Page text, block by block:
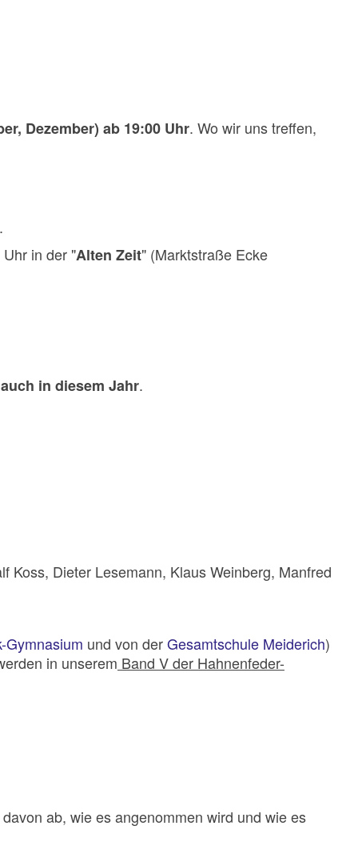
Dezember) ab 19:00 Uhr. Wo wir uns treffen,
.
Uhr in der "Alten Zeit" (Marktstraße Ecke
in diesem Jahr.
Koss, Dieter Lesemann, Klaus Weinberg, Manfred
Gymnasium und von derGesamtschule Meiderich)
in unserem Band V der Hahnenfeder-
ab, wie es angenommen wird und wie es